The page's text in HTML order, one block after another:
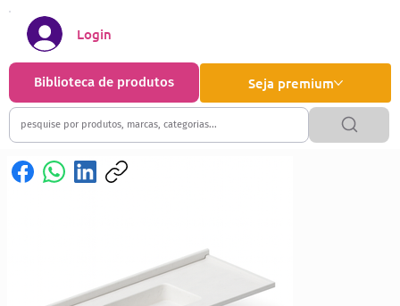
Seja premium
Biblioteca de produtos
Login